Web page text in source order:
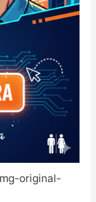
original-